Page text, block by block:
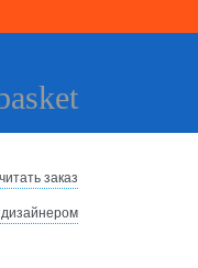
заказ